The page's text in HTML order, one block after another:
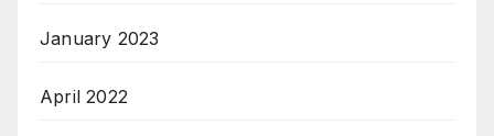
January 2023
April 2022